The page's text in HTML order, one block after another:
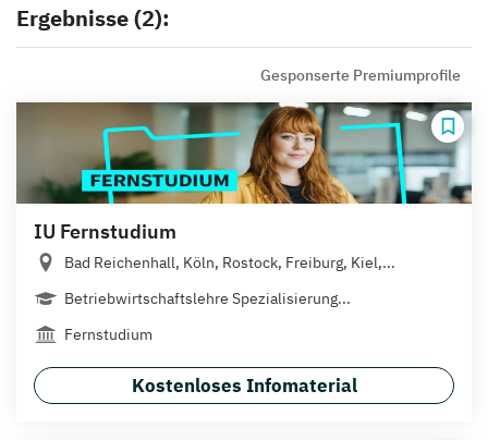
Ergebnisse (2):
Gesponserte Premiumprofile
IU Fernstudium
Bad Reichenhall, Köln, Rostock, Freiburg, Kiel,...
Betriebwirtschaftslehre Spezialisierung...
Fernstudium
Kostenloses Infomaterial